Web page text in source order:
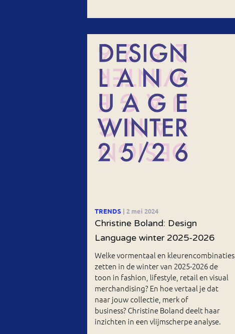
TRENDS | 2 mei 2024
Christine Boland: Design
Language winter 2025-2026
Welke vormentaal en kleurencombinaties
zetten in de winter van 2025-2026 de
toon in fashion, lifestyle, retail en visual
merchandising? En hoe vertaal je dat
naar jouw collectie, merk of
business? Christine Boland deelt haar
inzichten in een vlijmscherpe analyse.